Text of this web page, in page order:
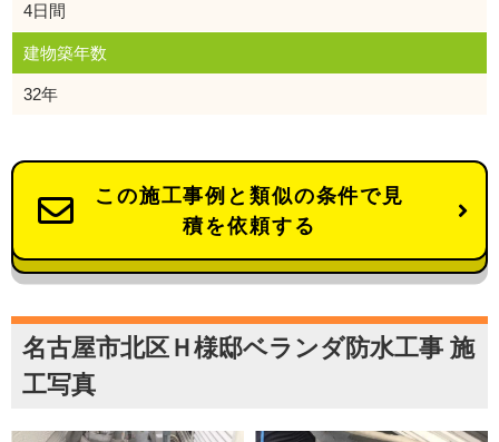
4日間
建物築年数
32年
この施工事例と類似の条件で見
積を依頼する
名古屋市北区Ｈ様邸ベランダ防水工事 施
工写真